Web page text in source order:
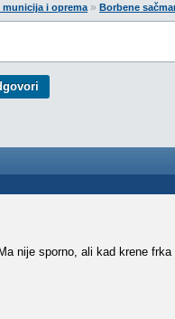
municija i oprema» Borbene
Ma nije sporno, ali kad krene